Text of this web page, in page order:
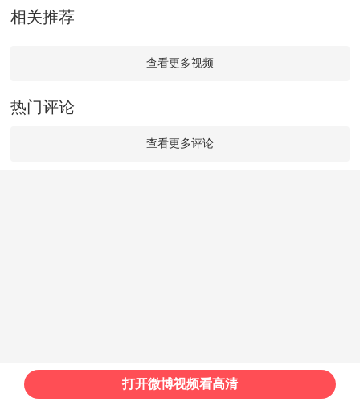
相关推荐
查看更多视频
热门评论
查看更多评论
打开微博视频看高清